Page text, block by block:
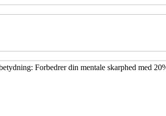
Forbedrer din mentale skarphed med